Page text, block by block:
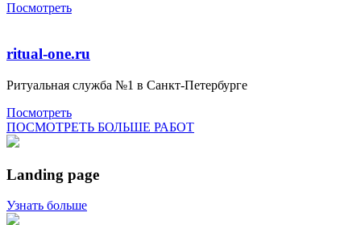
Посмотреть
ritual-one.ru
Ритуальная служба №1 в Санкт-Петербурге
Посмотреть
ПОСМОТРЕТЬ БОЛЬШЕ РАБОТ
Landing page
Узнать больше